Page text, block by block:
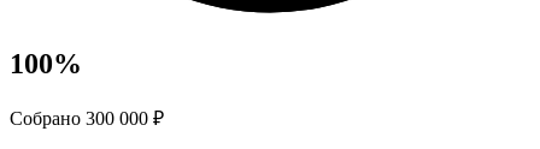
100%
Собрано 300 000 ₽